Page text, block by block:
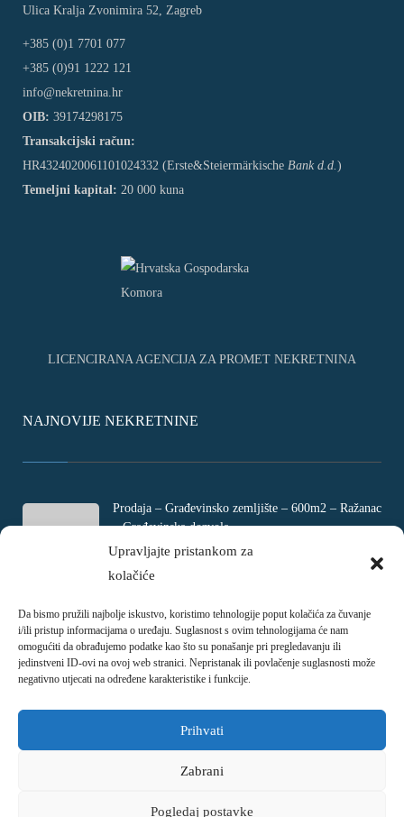
Upravljajte pristankom za
kolačiće
Da bismo pružili najbolje iskustvo, koristimo tehnologije poput kolačića za čuvanje
i/ili pristup informacijama o uređaju. Suglasnost s ovim tehnologijama će nam
omogućiti da obrađujemo podatke kao što su ponašanje pri pregledavanju ili
jedinstveni ID-ovi na ovoj web stranici. Nepristanak ili povlačenje suglasnosti može
negativno utjecati na određene karakteristike i funkcije.
Prihvati
Zabrani
Pogledaj postavke
Ulica Kralja Zvonimira 52, Zagreb
+385 (0)1 7701 077
+385 (0)91 1222 121
info@nekretnina.hr
OIB: 39174298175
Transakcijski račun:
HR4324020061101024332 (Erste&Steiermärkische Bank d.d. )
Temeljni kapital: 20 000 kuna
LICENCIRANA AGENCIJA ZA PROMET NEKRETNINA
NAJNOVIJE NEKRETNINE
Prodaja – Građevinsko zemljište – 600m2 – Ražanac
– Građevinska dozvola
Rtina, Croatia
€ 180.000
Prodaja – Četverosobni stan – Jadranovo –
Crikvenica – 73m2
Ulica Ivani, Jadranovo, Croatia